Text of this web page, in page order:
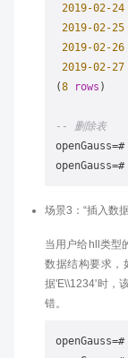
2019-02-24
2019-02-25
2019-02-26
2019-02-27
(8 rows )
-- 删除表
openGauss=#
openGauss=#
场景3：“插入数
当用户给hll类型
数据结构要求，
据'E\\1234'时，
错。
openGauss=#